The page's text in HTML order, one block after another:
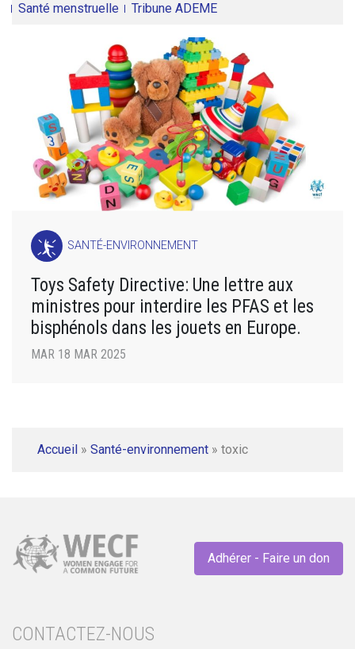
Santé menstruelle Tribune ADEME
SANTÉ-ENVIRONNEMENT
Toys Safety Directive: Une lettre aux
ministres pour interdire les PFAS et les
bisphénols dans les jouets en Europe.
MAR 18 MAR 2025
Accueil » Santé-environnement » toxic
Adhérer - Faire un don
CONTACTEZ-NOUS